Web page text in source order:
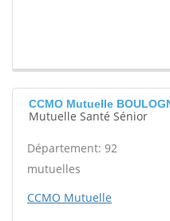
CCMO Mutuelle
Mutuelle Santé Sénior
Département: 92
mutuelles
CCMO Mutuelle